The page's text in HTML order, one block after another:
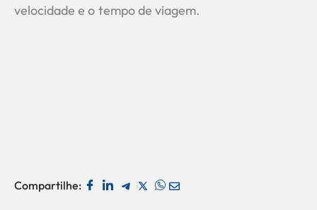
velocidade e o tempo de viagem.
Compartilhe: